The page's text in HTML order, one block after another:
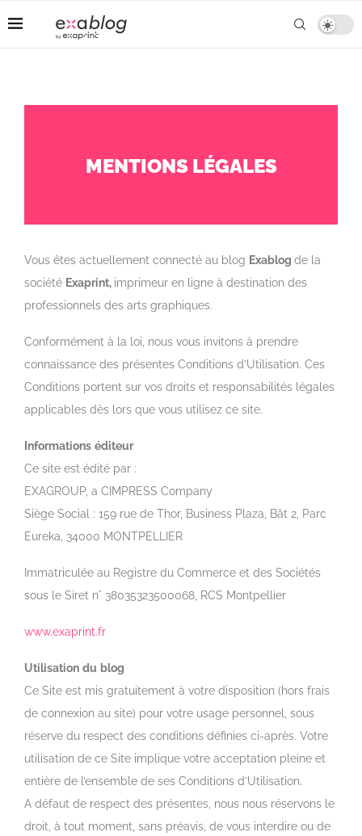
MENTIONS LÉGALES
Vous êtes actuellement connecté au blog Exablog de la
société Exaprint, imprimeur en ligne à destination des
professionnels des arts graphiques.
Conformément à la loi, nous vous invitons à prendre
connaissance des présentes Conditions d’Utilisation. Ces
Conditions portent sur vos droits et responsabilités légales
applicables dès lors que vous utilisez ce site.
Informations éditeur
Ce site est édité par :
EXAGROUP, a CIMPRESS Company
Siège Social : 159 rue de Thor, Business Plaza, Bât 2, Parc
Eureka, 34000 MONTPELLIER
Immatriculée au Registre du Commerce et des Sociétés
sous le Siret n° 38035323500068, RCS Montpellier
www.exaprint.fr
Utilisation du blog
Ce Site est mis gratuitement à votre disposition (hors frais
de connexion au site) pour votre usage personnel, sous
réserve du respect des conditions définies ci-après. Votre
utilisation de ce Site implique votre acceptation pleine et
entière de l’ensemble de ses Conditions d’Utilisation.
A défaut de respect des présentes, nous nous réservons le
droit, à tout moment, sans préavis, de vous interdire ou de